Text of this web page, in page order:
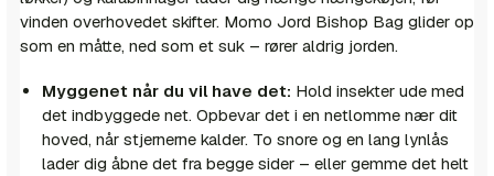
vinden overhovedet skifter. Momo Jord Bishop Bag glider op
som en måtte, ned som et suk – rører aldrig jorden.
Myggenet når du vil have det: Hold insekter ude med
det indbyggede net. Opbevar det i en netlomme nær dit
hoved, når stjernerne kalder. To snore og en lang lynlås
lader dig åbne det fra begge sider – eller gemme det helt